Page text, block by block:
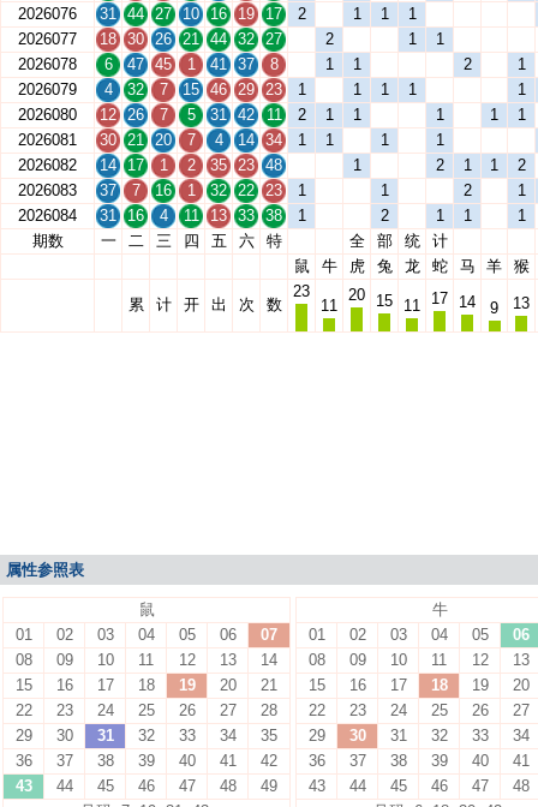
2026076
31 44 27 10 16 19 17 2 1 1
1
2026077
18 30 26 21 44 32 27 2 1
1
2026078
6 47 45 1 41 37 8 1 1 2
1
2026079
4 32 7 15 46 29 23 1 1 1 1
1
2026080
12 26 7 5 31 42 11 2 1 1 1 1
1
2026081
30 21 20 7 4 14 34 1 1 1
1
2026082
14 17 1 2 35 23 48 1 2 1 1
2
2026083
37 7 16 1 32 22 23 1 1 2
1
2026084
31 16 4 11 13 33 38 1 2 1 1
1
期数
一 二 三 四 五 六 特 全 部 统
计
鼠
牛 虎 兔 龙 蛇 马 羊 猴
累 计 开 出 次 数
23
11
20 15 11 17 14 9 13
属性参照表
鼠
01
02 03 04 05 06
07
08
09 10 11 12 13
14
15
16 17 18 19 20
21
22
23 24 25 26 27
28
29
30 31 32 33 34
35
36
37 38 39 40 41
42
43
44 45 46 47 48
49
牛
01
02 03 04 05
06
08
09 10 11 12
13
15
16 17 18 19
20
22
23 24 25 26
27
29
30 31 32 33
34
36
37 38 39 40
41
43
44 45 46 47
48